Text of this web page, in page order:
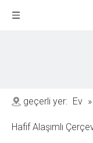
geçerli yer: Ev »
Hafif Alaşımlı